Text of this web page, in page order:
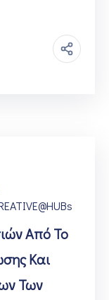
Από Το
Και
Των